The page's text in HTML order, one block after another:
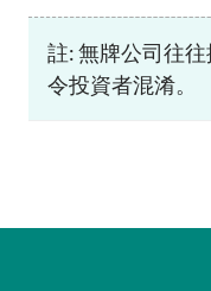
註: 無牌公司往
令投資者混淆。